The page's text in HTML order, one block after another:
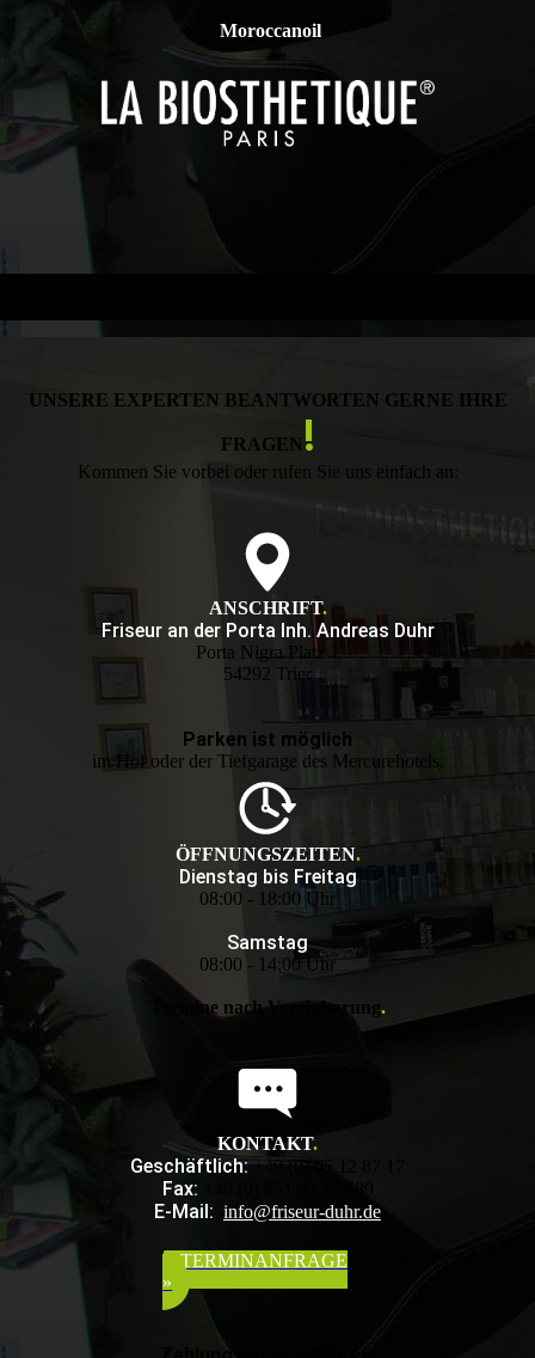
Moroccanoil
UNSERE EXPERTEN BEANTWORTEN GERNE IHRE
FRAGEN !
Kommen Sie vorbei oder rufen Sie uns einfach an:
ANSCHRIFT.
Friseur an der Porta Inh. Andreas Duhr
Porta Nigra Platz 1
54292 Trier
Parken ist möglich
im Hof oder der Tiefgarage des Mercurehotels.
ÖFFNUNGSZEITEN.
Dienstag bis Freitag
08:00 - 18:00 Uhr
Samstag
08:00 - 14:00 Uhr
Termine nach Vereinbarung.
KONTAKT.
Geschäftlich:+49 (0) 65 12 87 17
Fax:
E-Mail: info@friseur-duhr.de
TERMINANFRAGE
»